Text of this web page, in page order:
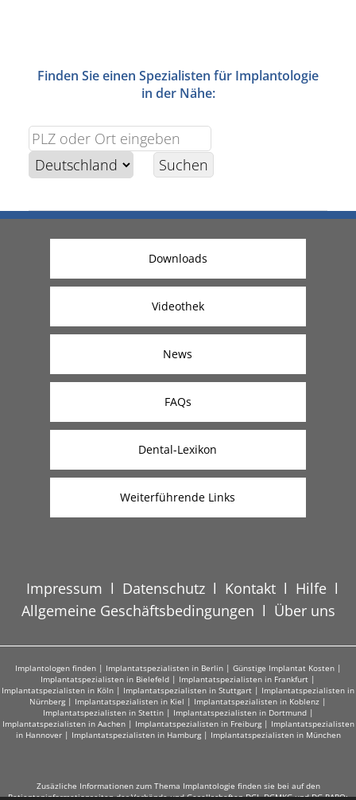
Finden Sie einen Spezialisten für Implantologie
in der Nähe:
Downloads
Videothek
News
FAQs
Dental-Lexikon
Weiterführende Links
Impressum l Datenschutz l Kontakt l Hilfe l
Allgemeine Geschäftsbedingungen l Über uns
Implantologen finden| Implantatspezialisten in Berlin| Günstige Implantat Kosten|
Implantatspezialisten in Bielefeld | Implantatspezialisten in Frankfurt |
Implantatspezialisten in Köln | Implantatspezialisten in Stuttgart | Implantatspezialisten in
Nürnberg | Implantatspezialisten in Kiel | Implantatspezialisten in Koblenz |
Implantatspezialisten in Stettin| Implantatspezialisten in Dortmund|
Implantatspezialisten in Aachen| Implantatspezialisten in Freiburg| Implantatspezialisten
in Hannover| Implantatspezialisten in Hamburg| Implantatspezialisten in München
Zusäzliche Informationen zum Thema Implantologie finden sie bei auf den
Patienteninformationseiten der Verbände und Gesellschaften DGI, DGMKG und DG PARO: